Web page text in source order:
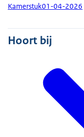
Kamerstuk01-04-2026
Hoort bij